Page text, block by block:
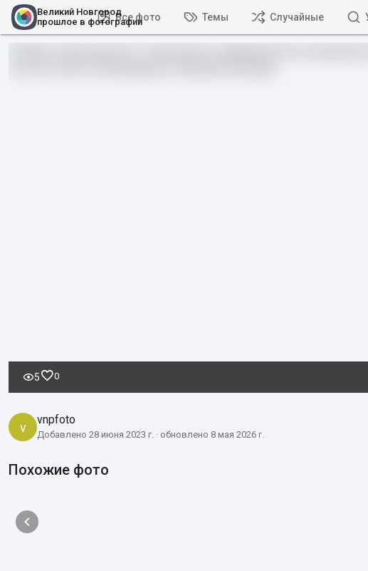
Великий Новгород
прошлое в фотографии
Все фото Темы Случайные
5 0
v vnpfoto
Добавлено 28 июня 2023 г. · обновлено 8 мая 2026 г.
Похожие фото